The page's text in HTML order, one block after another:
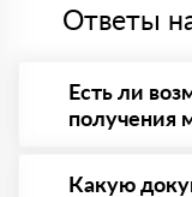
Ответы
Есть ли
получения
- оплата по
Какую